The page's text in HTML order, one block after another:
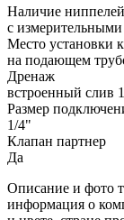
Наличие ниппелей
с
Место установки
на подающем
Дренаж
встроенный слив
Размер
1/4"
Клапан партнер
Да
Описание и фото
информация о